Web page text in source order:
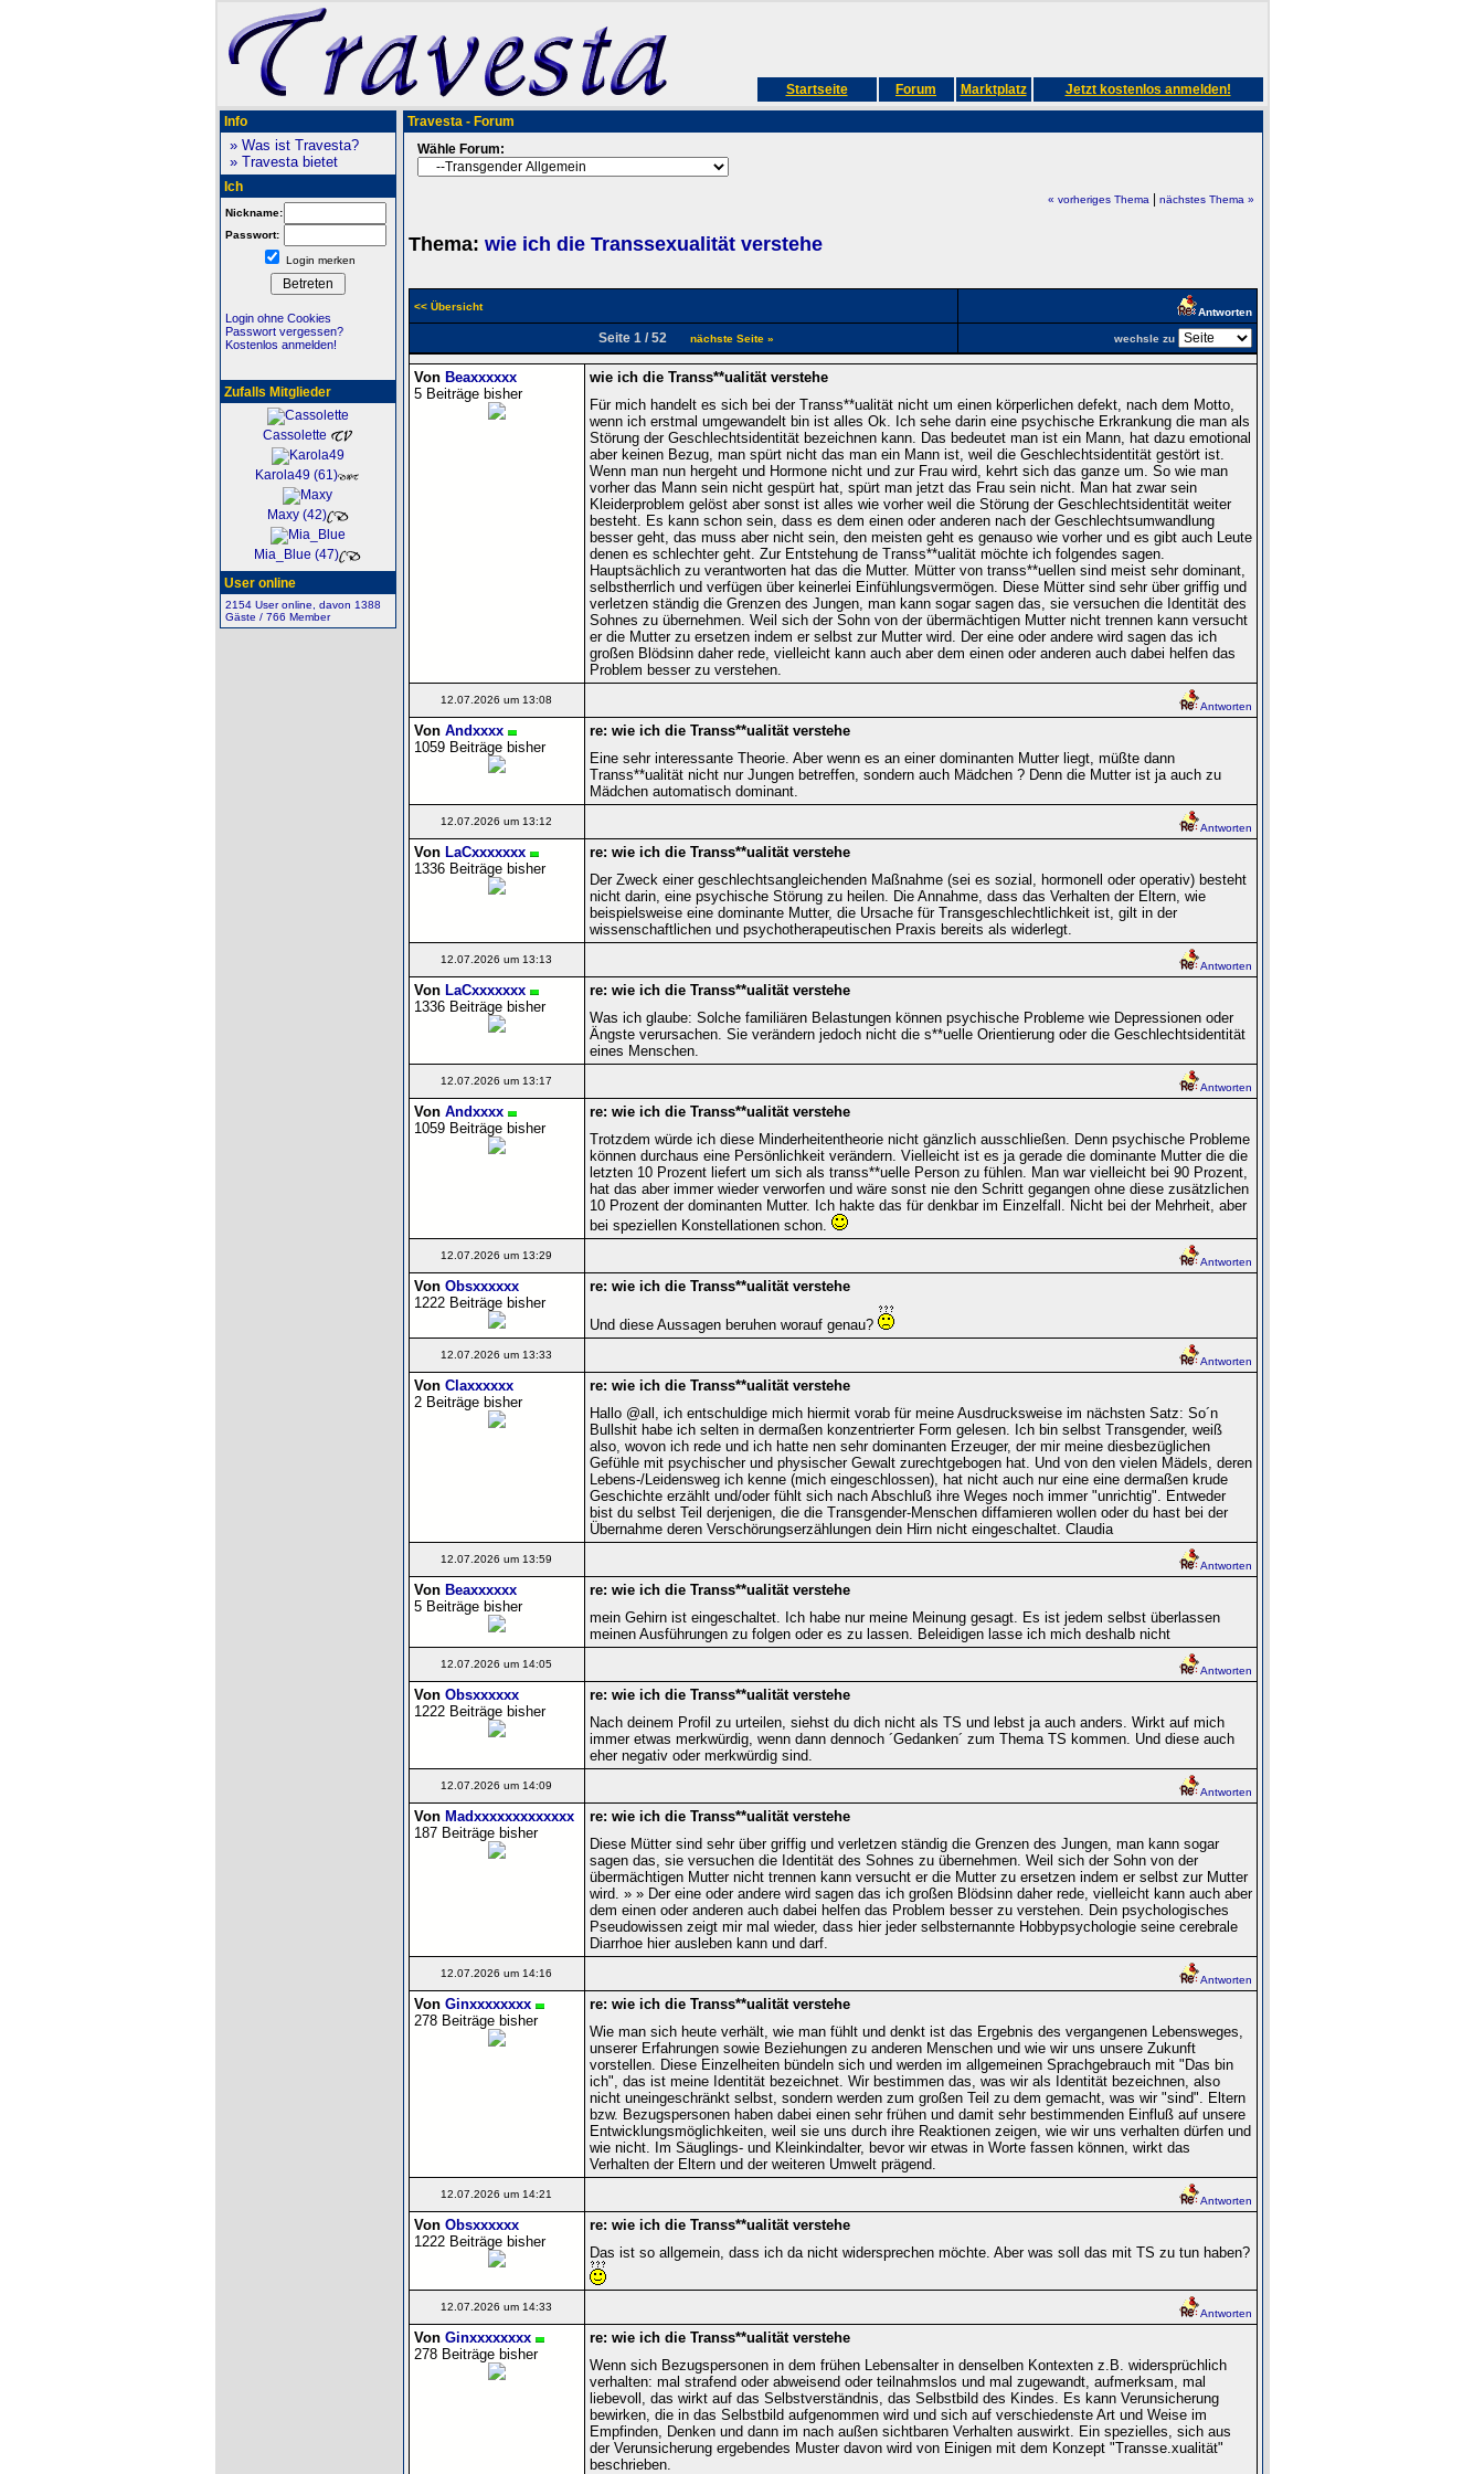
Startseite Forum Marktplatz Jetzt kostenlos anmelden!
Info
» Was ist Travesta?
» Travesta bietet
Ich
Nickname:
Passwort:
Login merken
Login ohne Cookies
Passwort vergessen?
Kostenlos anmelden!
Zufalls Mitglieder
Cassolette
Karola49 (61)
Maxy (42)
Mia_Blue (47)
User online
2154 User online, davon 1388
Gäste / 766 Member
Travesta - Forum
Wähle Forum:
« vorheriges Thema| nächstes Thema »
Thema: wie ich die Transsexualität verstehe
<< Übersicht Antworten
Seite 1 / 52 nächste Seite » wechsle zu
Von Beaxxxxxx
5 Beiträge bisher
wie ich die Transs**ualität verstehe
Für mich handelt es sich bei der Transs**ualität nicht um einen körperlichen defekt, nach dem Motto,
wenn ich erstmal umgewandelt bin ist alles Ok. Ich sehe darin eine psychische Erkrankung die man als
Störung der Geschlechtsidentität bezeichnen kann. Das bedeutet man ist ein Mann, hat dazu emotional
aber keinen Bezug, man spürt nicht das man ein Mann ist, weil die Geschlechtsidentität gestört ist.
Wenn man nun hergeht und Hormone nicht und zur Frau wird, kehrt sich das ganze um. So wie man
vorher das Mann sein nicht gespürt hat, spürt man jetzt das Frau sein nicht. Man hat zwar sein
Kleiderproblem gelöst aber sonst ist alles wie vorher weil die Störung der Geschlechtsidentität weiter
besteht. Es kann schon sein, dass es dem einen oder anderen nach der Geschlechtsumwandlung
besser geht, das muss aber nicht sein, den meisten geht es genauso wie vorher und es gibt auch Leute
denen es schlechter geht. Zur Entstehung de Transs**ualität möchte ich folgendes sagen.
Hauptsächlich zu verantworten hat das die Mutter. Mütter von transs**uellen sind meist sehr dominant,
selbstherrlich und verfügen über keinerlei Einfühlungsvermögen. Diese Mütter sind sehr über griffig und
verletzen ständig die Grenzen des Jungen, man kann sogar sagen das, sie versuchen die Identität des
Sohnes zu übernehmen. Weil sich der Sohn von der übermächtigen Mutter nicht trennen kann versucht
er die Mutter zu ersetzen indem er selbst zur Mutter wird. Der eine oder andere wird sagen das ich
großen Blödsinn daher rede, vielleicht kann auch aber dem einen oder anderen auch dabei helfen das
Problem besser zu verstehen.
12.07.2026 um 13:08
Antworten
Von Andxxxx
1059 Beiträge bisher
re: wie ich die Transs**ualität verstehe
Eine sehr interessante Theorie. Aber wenn es an einer dominanten Mutter liegt, müßte dann
Transs**ualität nicht nur Jungen betreffen, sondern auch Mädchen ? Denn die Mutter ist ja auch zu
Mädchen automatisch dominant.
12.07.2026 um 13:12
Antworten
Von LaCxxxxxxx
1336 Beiträge bisher
re: wie ich die Transs**ualität verstehe
Der Zweck einer geschlechtsangleichenden Maßnahme (sei es sozial, hormonell oder operativ) besteht
nicht darin, eine psychische Störung zu heilen. Die Annahme, dass das Verhalten der Eltern, wie
beispielsweise eine dominante Mutter, die Ursache für Transgeschlechtlichkeit ist, gilt in der
wissenschaftlichen und psychotherapeutischen Praxis bereits als widerlegt.
12.07.2026 um 13:13
Antworten
Von LaCxxxxxxx
1336 Beiträge bisher
re: wie ich die Transs**ualität verstehe
Was ich glaube: Solche familiären Belastungen können psychische Probleme wie Depressionen oder
Ängste verursachen. Sie verändern jedoch nicht die s**uelle Orientierung oder die Geschlechtsidentität
eines Menschen.
12.07.2026 um 13:17
Antworten
Von Andxxxx
1059 Beiträge bisher
re: wie ich die Transs**ualität verstehe
Trotzdem würde ich diese Minderheitentheorie nicht gänzlich ausschließen. Denn psychische Probleme
können durchaus eine Persönlichkeit verändern. Vielleicht ist es ja gerade die dominante Mutter die die
letzten 10 Prozent liefert um sich als transs**uelle Person zu fühlen. Man war vielleicht bei 90 Prozent,
hat das aber immer wieder verworfen und wäre sonst nie den Schritt gegangen ohne diese zusätzlichen
10 Prozent der dominanten Mutter. Ich hakte das für denkbar im Einzelfall. Nicht bei der Mehrheit, aber
bei speziellen Konstellationen schon.
12.07.2026 um 13:29
Antworten
Von Obsxxxxxx
1222 Beiträge bisher
re: wie ich die Transs**ualität verstehe
Und diese Aussagen beruhen worauf genau?
12.07.2026 um 13:33
Antworten
Von Claxxxxxx
2 Beiträge bisher
re: wie ich die Transs**ualität verstehe
Hallo @all, ich entschuldige mich hiermit vorab für meine Ausdrucksweise im nächsten Satz: So´n
Bullshit habe ich selten in dermaßen konzentrierter Form gelesen. Ich bin selbst Transgender, weiß
also, wovon ich rede und ich hatte nen sehr dominanten Erzeuger, der mir meine diesbezüglichen
Gefühle mit psychischer und physischer Gewalt zurechtgebogen hat. Und von den vielen Mädels, deren
Lebens-/Leidensweg ich kenne (mich eingeschlossen), hat nicht auch nur eine eine dermaßen krude
Geschichte erzählt und/oder fühlt sich nach Abschluß ihre Weges noch immer "unrichtig". Entweder
bist du selbst Teil derjenigen, die die Transgender-Menschen diffamieren wollen oder du hast bei der
Übernahme deren Verschörungserzählungen dein Hirn nicht eingeschaltet. Claudia
12.07.2026 um 13:59
Antworten
Von Beaxxxxxx
5 Beiträge bisher
re: wie ich die Transs**ualität verstehe
mein Gehirn ist eingeschaltet. Ich habe nur meine Meinung gesagt. Es ist jedem selbst überlassen
meinen Ausführungen zu folgen oder es zu lassen. Beleidigen lasse ich mich deshalb nicht
12.07.2026 um 14:05
Antworten
Von Obsxxxxxx
1222 Beiträge bisher
re: wie ich die Transs**ualität verstehe
Nach deinem Profil zu urteilen, siehst du dich nicht als TS und lebst ja auch anders. Wirkt auf mich
immer etwas merkwürdig, wenn dann dennoch ´Gedanken´ zum Thema TS kommen. Und diese auch
eher negativ oder merkwürdig sind.
12.07.2026 um 14:09
Antworten
Von Madxxxxxxxxxxxxx
187 Beiträge bisher
re: wie ich die Transs**ualität verstehe
Diese Mütter sind sehr über griffig und verletzen ständig die Grenzen des Jungen, man kann sogar
sagen das, sie versuchen die Identität des Sohnes zu übernehmen. Weil sich der Sohn von der
übermächtigen Mutter nicht trennen kann versucht er die Mutter zu ersetzen indem er selbst zur Mutter
wird. » » Der eine oder andere wird sagen das ich großen Blödsinn daher rede, vielleicht kann auch aber
dem einen oder anderen auch dabei helfen das Problem besser zu verstehen. Dein psychologisches
Pseudowissen zeigt mir mal wieder, dass hier jeder selbsternannte Hobbypsychologie seine cerebrale
Diarrhoe hier ausleben kann und darf.
12.07.2026 um 14:16
Antworten
Von Ginxxxxxxxx
278 Beiträge bisher
re: wie ich die Transs**ualität verstehe
Wie man sich heute verhält, wie man fühlt und denkt ist das Ergebnis des vergangenen Lebensweges,
unserer Erfahrungen sowie Beziehungen zu anderen Menschen und wie wir uns unsere Zukunft
vorstellen. Diese Einzelheiten bündeln sich und werden im allgemeinen Sprachgebrauch mit "Das bin
ich", das ist meine Identität bezeichnet. Wir bestimmen das, was wir als Identität bezeichnen, also
nicht uneingeschränkt selbst, sondern werden zum großen Teil zu dem gemacht, was wir "sind". Eltern
bzw. Bezugspersonen haben dabei einen sehr frühen und damit sehr bestimmenden Einfluß auf unsere
Entwicklungsmöglichkeiten, weil sie uns durch ihre Reaktionen zeigen, wie wir uns verhalten dürfen und
wie nicht. Im Säuglings- und Kleinkindalter, bevor wir etwas in Worte fassen können, wirkt das
Verhalten der Eltern und der weiteren Umwelt prägend.
12.07.2026 um 14:21
Antworten
Von Obsxxxxxx
1222 Beiträge bisher
re: wie ich die Transs**ualität verstehe
Das ist so allgemein, dass ich da nicht widersprechen möchte. Aber was soll das mit TS zu tun haben?
12.07.2026 um 14:33
Antworten
Von Ginxxxxxxxx
278 Beiträge bisher
re: wie ich die Transs**ualität verstehe
Wenn sich Bezugspersonen in dem frühen Lebensalter in denselben Kontexten z.B. widersprüchlich
verhalten: mal strafend oder abweisend oder teilnahmslos und mal zugewandt, aufmerksam, mal
liebevoll, das wirkt auf das Selbstverständnis, das Selbstbild des Kindes. Es kann Verunsicherung
bewirken, die in das Selbstbild aufgenommen wird und sich auf verschiedenste Art und Weise im
Empfinden, Denken und dann im nach außen sichtbaren Verhalten auswirkt. Ein spezielles, sich aus
der Verunsicherung ergebendes Muster davon wird von Einigen mit dem Konzept "Transse.xualität"
beschrieben.